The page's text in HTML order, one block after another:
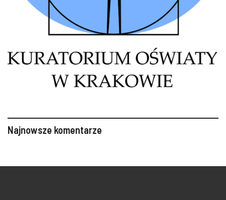
Najnowsze komentarze